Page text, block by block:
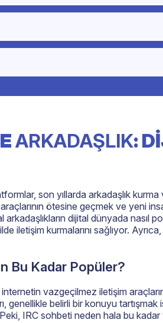
ARKADAŞLIK:
son yıllarda arkadaşlık
ötesine geçmek ve yeni
dijital dünyada
iletişim kurmalarını sağlıyor. Ayrıca,
Bu Kadar Popüler?
vazgeçilmez iletişim
genellikle belirli bir konuyu
IRC sohbeti neden hala bu